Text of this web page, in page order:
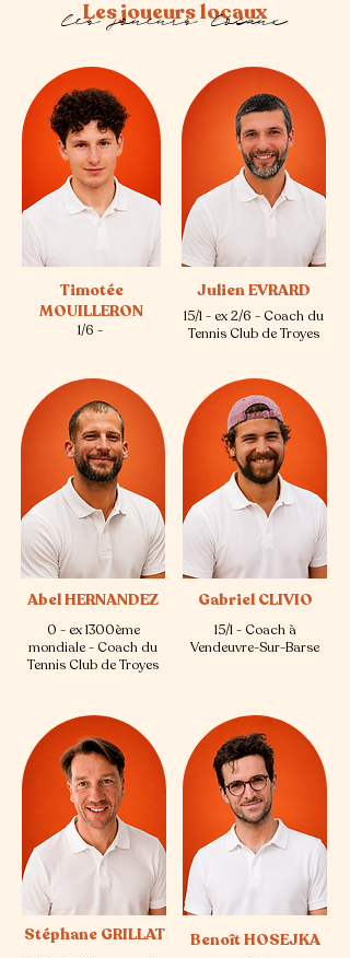
Les joueurs locaux
les joueurs locaux
Timotée
MOUILLERON
1/6 -
Julien EVRARD
15/1 - ex 2/6 - Coach du
Tennis Club de Troyes
Abel HERNANDEZ
0 - ex 1300ème
mondiale - Coach du
Tennis Club de Troyes
Gabriel CLIVIO
15/1 - Coach à
Vendeuvre-Sur-Barse
Stéphane GRILLAT Benoît HOSEJKA